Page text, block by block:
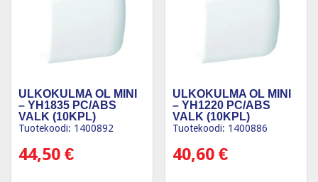
ULKOKULMA OL MINI
– YH1835 PC/ABS
VALK (10KPL)
Tuotekoodi: 1400892
44,50 €
ULKOKULMA OL MINI
– YH1220 PC/ABS
VALK (10KPL)
Tuotekoodi: 1400886
40,60€